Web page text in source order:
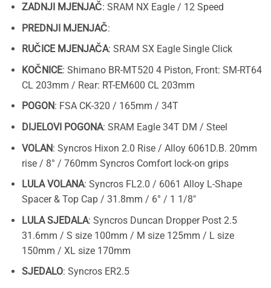
ZADNJI MJENJAČ: SRAM NX Eagle / 12 Speed
PREDNJI MJENJAČ:
RUČICE MJENJAČA: SRAM SX Eagle Single Click
KOČNICE: Shimano BR-MT520 4 Piston, Front: SM-RT64
CL 203mm / Rear: RT-EM600 CL 203mm
POGON: FSA CK-320 / 165mm / 34T
DIJELOVI POGONA: SRAM Eagle 34T DM / Steel
VOLAN: Syncros Hixon 2.0 Rise / Alloy 6061D.B. 20mm
rise / 8° / 760mm Syncros Comfort lock-on grips
LULA VOLANA: Syncros FL2.0 / 6061 Alloy L-Shape
Spacer & Top Cap / 31.8mm / 6° / 1 1/8″
LULA SJEDALA: Syncros Duncan Dropper Post 2.5
31.6mm / S size 100mm / M size 125mm / L size
150mm / XL size 170mm
SJEDALO: Syncros ER2.5